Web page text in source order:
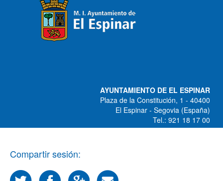
AYUNTAMIENTO DE EL ESPINAR
Plaza de la Constitución, 1 - 40400
El Espinar - Segovia (España)
Tel.: 921 18 17 00
Compartir sesión: